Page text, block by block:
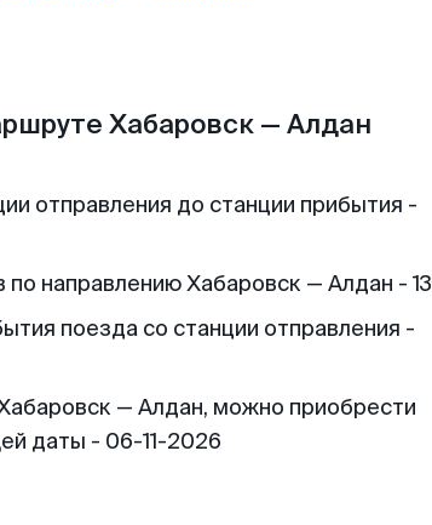
Хабаровск — Алдан
отправления до станции прибытия -
по направлению Хабаровск — Алдан - 13
поезда со станции отправления -
— Алдан, можно приобрести
даты - 06-11-2026